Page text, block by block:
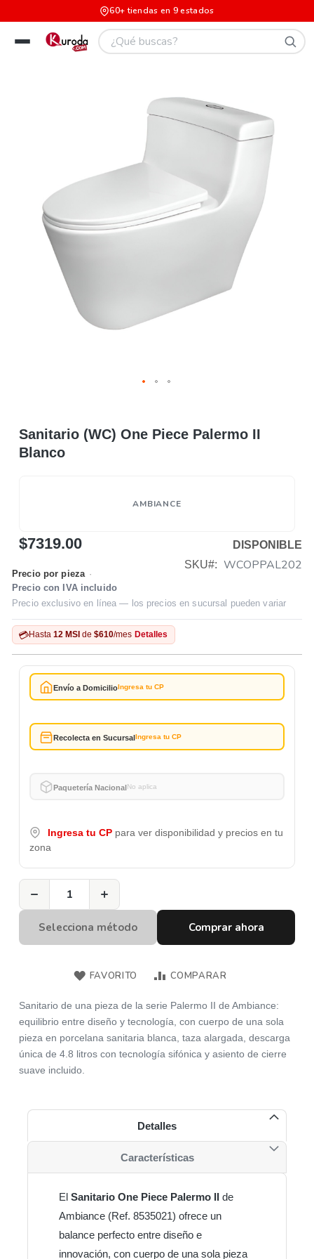
60+ tiendas en 9 estados
Sanitario (WC) One Piece Palermo II
Blanco
AMBIANCE
$7319.00
DISPONIBLE
SKU
WCOPPAL202
Precio por pieza ·
Precio con IVA incluido
Precio exclusivo en línea — los precios en sucursal pueden variar
💳Hasta 12 MSI de $610/mes Detalles
Envío a DomicilioIngresa tu CP
Recolecta en SucursalIngresa tu CP
Paquetería NacionalNo aplica
Ingresa tu CP para ver disponibilidad y precios en tu
zona
− +
Selecciona método Comprar ahora
FAVORITO COMPARAR
Sanitario de una pieza de la serie Palermo II de Ambiance:
equilibrio entre diseño y tecnología, con cuerpo de una sola
pieza en porcelana sanitaria blanca, taza alargada, descarga
única de 4.8 litros con tecnología sifónica y asiento de cierre
suave incluido.
Detalles
El Sanitario One Piece Palermo II de
Ambiance (Ref. 8535021) ofrece un
balance perfecto entre diseño e
innovación, con cuerpo de una sola pieza
Características